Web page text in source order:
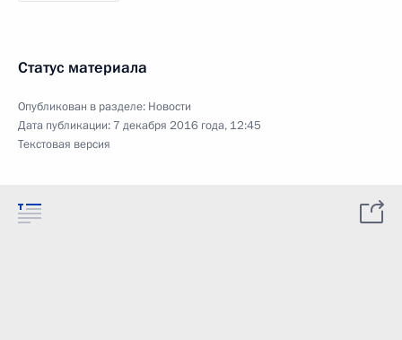
Статус материала
Опубликован в разделе: Новости
Дата публикации: 7 декабря 2016 года, 12:45
Текстовая версия